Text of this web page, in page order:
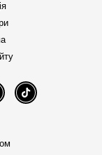
YouTube TikTok